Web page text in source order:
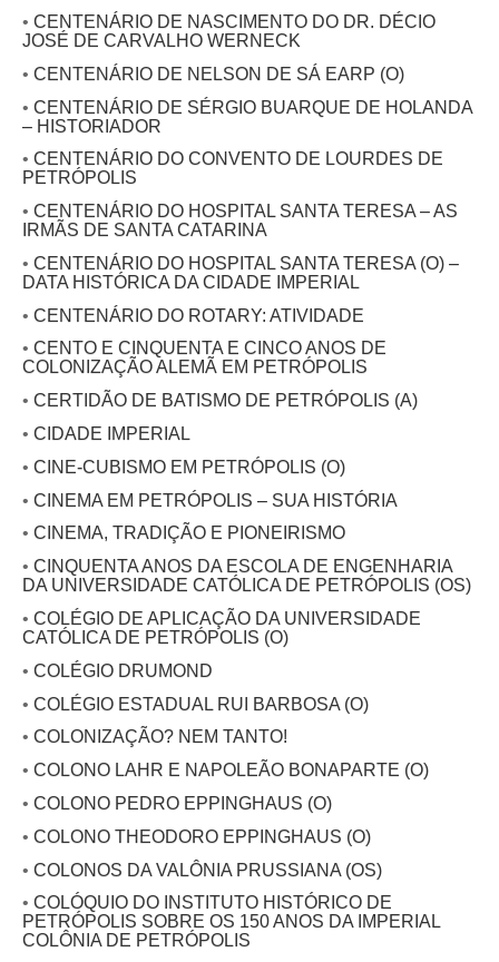
• CENTENÁRIO DE NASCIMENTO DO DR. DÉCIO
JOSÉ DE CARVALHO WERNECK
• CENTENÁRIO DE NELSON DE SÁ EARP (O)
• CENTENÁRIO DE SÉRGIO BUARQUE DE HOLANDA
– HISTORIADOR
• CENTENÁRIO DO CONVENTO DE LOURDES DE
PETRÓPOLIS
• CENTENÁRIO DO HOSPITAL SANTA TERESA – AS
IRMÃS DE SANTA CATARINA
• CENTENÁRIO DO HOSPITAL SANTA TERESA (O) –
DATA HISTÓRICA DA CIDADE IMPERIAL
• CENTENÁRIO DO ROTARY: ATIVIDADE
• CENTO E CINQUENTA E CINCO ANOS DE
COLONIZAÇÃO ALEMÃ EM PETRÓPOLIS
• CERTIDÃO DE BATISMO DE PETRÓPOLIS (A)
• CIDADE IMPERIAL
• CINE-CUBISMO EM PETRÓPOLIS (O)
• CINEMA EM PETRÓPOLIS – SUA HISTÓRIA
• CINEMA, TRADIÇÃO E PIONEIRISMO
• CINQUENTA ANOS DA ESCOLA DE ENGENHARIA
DA UNIVERSIDADE CATÓLICA DE PETRÓPOLIS (OS)
• COLÉGIO DE APLICAÇÃO DA UNIVERSIDADE
CATÓLICA DE PETRÓPOLIS (O)
• COLÉGIO DRUMOND
• COLÉGIO ESTADUAL RUI BARBOSA (O)
• COLONIZAÇÃO? NEM TANTO!
• COLONO LAHR E NAPOLEÃO BONAPARTE (O)
• COLONO PEDRO EPPINGHAUS (O)
• COLONO THEODORO EPPINGHAUS (O)
• COLONOS DA VALÔNIA PRUSSIANA (OS)
• COLÓQUIO DO INSTITUTO HISTÓRICO DE
PETRÓPOLIS SOBRE OS 150 ANOS DA IMPERIAL
COLÔNIA DE PETRÓPOLIS